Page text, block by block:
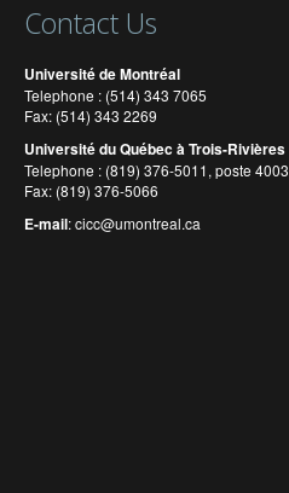
Contact Us
Université de Montréal
Telephone : (514) 343 7065
Fax: (514) 343 2269
Université du Québec à Trois-Rivières
Telephone : (819) 376-5011, poste 4003
Fax: (819) 376-5066
E-mail:cicc@umontreal.ca